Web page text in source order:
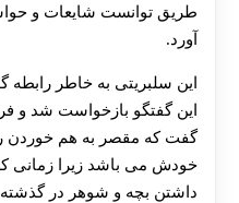
طریق توانست شایعات و
آورد.
این سلبریتی به خاطر رابطه
این گفتگو بازخواست شد و
گفت که مقصر به هم خوردن
خودش می‌ باشد زیرا زمانی
داشتن بچه و شوهر در